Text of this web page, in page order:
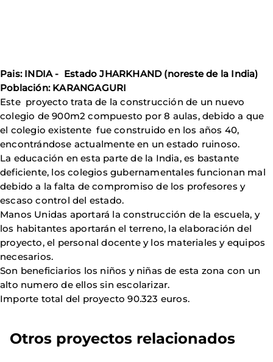
Pais: INDIA - Estado JHARKHAND (noreste de la India)
Población: KARANGAGURI
Este proyecto trata de la construcción de un nuevo
colegio de 900m2 compuesto por 8 aulas, debido a que
el colegio existente fue construido en los años 40,
encontrándose actualmente en un estado ruinoso.
La educación en esta parte de la India, es bastante
deficiente, los colegios gubernamentales funcionan mal
debido a la falta de compromiso de los profesores y
escaso control del estado.
Manos Unidas aportará la construcción de la escuela, y
los habitantes aportarán el terreno, la elaboración del
proyecto, el personal docente y los materiales y equipos
necesarios.
Son beneficiarios los niños y niñas de esta zona con un
alto numero de ellos sin escolarizar.
Importe total del proyecto 90.323 euros.
Otros proyectos relacionados